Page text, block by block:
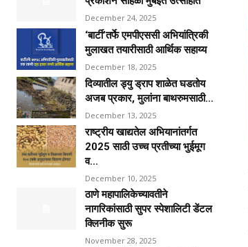
December 24, 2025
‘बार्टी’तर्फे एमपीएससी अभियांत्रिकी
मुलाखत तयारीसाठी आर्थिक सहाय्य
December 18, 2025
दिव्यातील ड्यु ड्राप शाळेत घडतोय
अजब प्रकार, मुलांना बाथरुमसाठी...
December 13, 2025
राष्ट्रीय खाद्यतेल अभियानांतर्गत
2025 साठी उच्च प्रतीच्या भुईमूग
व...
December 10, 2025
ठाणे महापालिकेच्यावतीने
नागरिकांसाठी सुपर स्पेशालिटी डेंटल
क्लिनीक सुरू
November 28, 2025